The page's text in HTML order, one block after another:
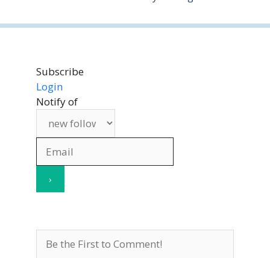
Subscribe
Login
Notify of